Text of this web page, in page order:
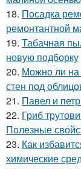
18. Посадка
ремонтантной
19. Табачная
новую подборку
20. Можно ли на
стен под
21. Павел и
22. Гриб
Полезные
23. Как
химические